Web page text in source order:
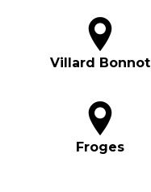
Villard Bonnot
Froges